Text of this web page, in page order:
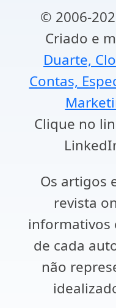
© 2006-
Criado e
Duarte,
Contas,
Clique no
Os artigos
revista
informativos
de cada
não